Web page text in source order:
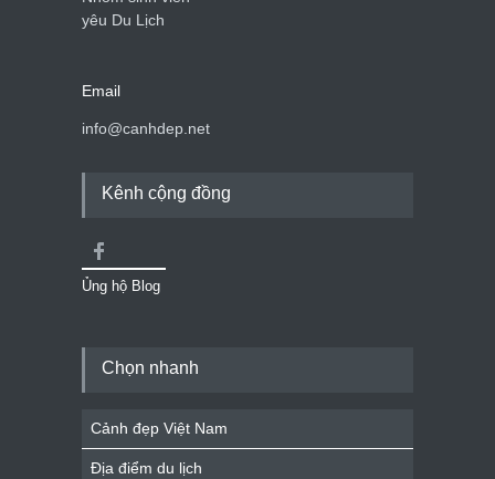
yêu Du Lịch
Email
info@canhdep.net
Kênh cộng đồng
Ủng hộ Blog
Chọn nhanh
Cảnh đẹp Việt Nam
Địa điểm du lịch